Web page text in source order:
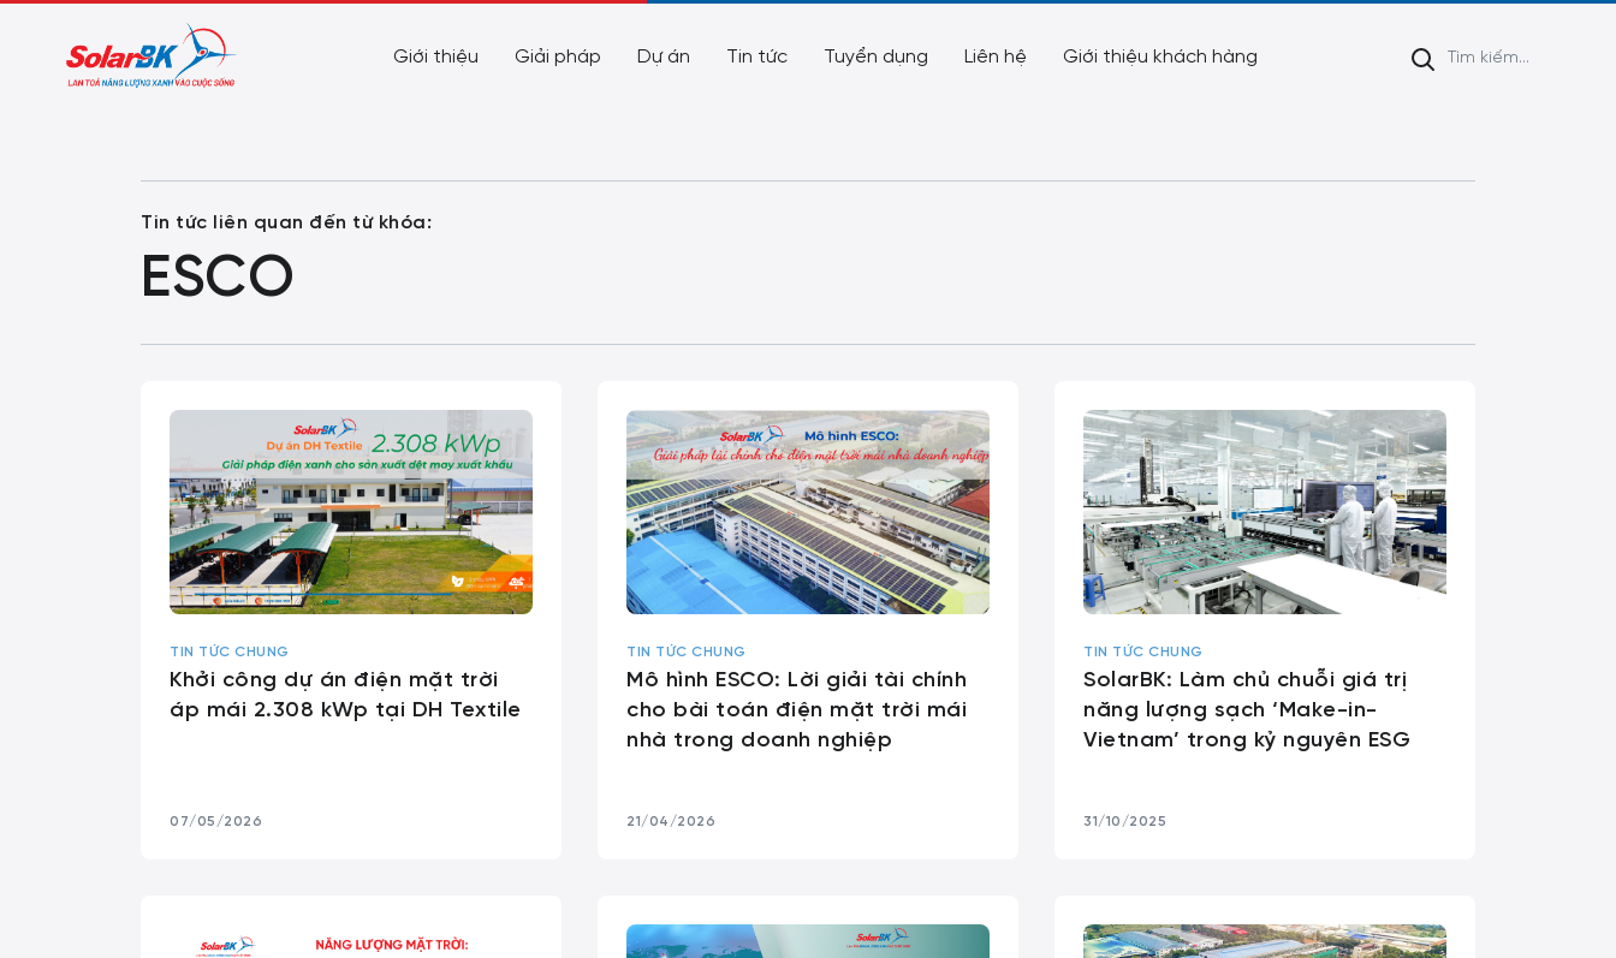
Giới thiệu Giải pháp Dự án Tin tức Tuyển dụng Liên hệ Giới thiệu khách hàng
Tin tức liên quan đến từ khóa:
ESCO
TIN TỨC CHUNG
Khởi công dự án điện mặt trời
áp mái 2.308 kWp tại DH Textile
07/05/2026
TIN TỨC CHUNG
Mô hình ESCO: Lời giải tài chính
cho bài toán điện mặt trời mái
nhà trong doanh nghiệp
21/04/2026
TIN TỨC CHUNG
SolarBK: Làm chủ chuỗi giá trị
năng lượng sạch ‘Make-in-
Vietnam’ trong kỷ nguyên ESG
31/10/2025